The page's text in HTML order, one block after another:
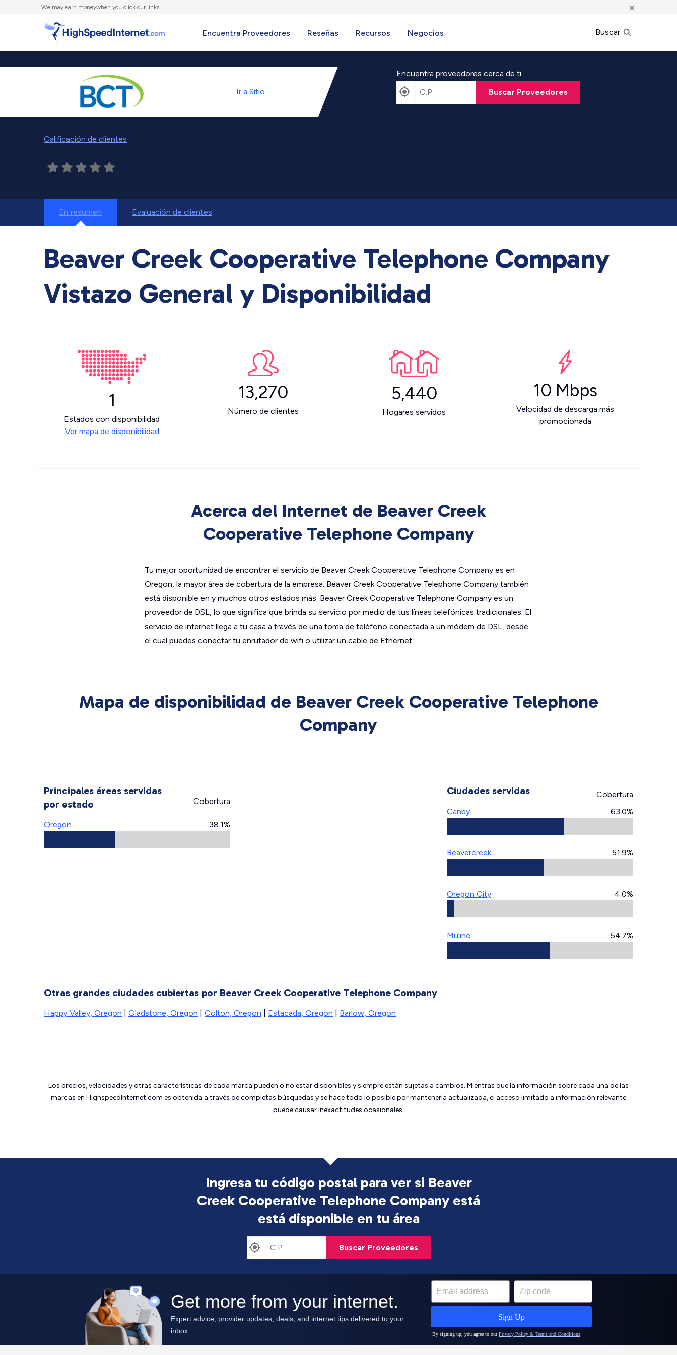
We may earn moneywhen you click our links. ×
Encuentra Proveedores Reseñas Recursos Negocios Buscar
Ir a Sitio
Calificación de clientes
Encuentra proveedores cerca de ti
Buscar Proveedores
En resumen Evaluación de clientes
Beaver Creek Cooperative Telephone Company
Vistazo General y Disponibilidad
1
Estados con disponibilidad
Ver mapa de disponibilidad
13,270
Número de clientes
5,440
Hogares servidos
10 Mbps
Velocidad de descarga más
promocionada
Acerca del Internet de Beaver Creek
Cooperative Telephone Company
Tu mejor oportunidad de encontrar el servicio de Beaver Creek Cooperative Telephone Company es en
Oregon, la mayor área de cobertura de la empresa. Beaver Creek Cooperative Telephone Company también
está disponible en y muchos otros estados más. Beaver Creek Cooperative Telephone Company es un
proveedor de DSL, lo que significa que brinda su servicio por medio de tus líneas telefónicas tradicionales. El
servicio de internet llega a tu casa a través de una toma de teléfono conectada a un módem de DSL, desde
el cual puedes conectar tu enrutador de wifi o utilizar un cable de Ethernet.
Mapa de disponibilidad de Beaver Creek Cooperative Telephone
Company
Principales áreas servidas
por estado
Cobertura
Oregon 38.1%
Ciudades servidas
Cobertura
Canby
63.0%
Beavercreek 51.9%
Oregon City 4.0%
Mulino 54.7%
Otras grandes ciudades cubiertas por Beaver Creek Cooperative Telephone Company
Happy Valley, Oregon Gladstone, Oregon Colton, Oregon Estacada, Oregon Barlow, Oregon
Los precios, velocidades y otras características de cada marca pueden o no estar disponibles y siempre están sujetas a cambios. Mientras que la información sobre cada una de las
marcas en HighspeedInternet.com es obtenida a través de completas búsquedas y se hace todo lo posible por mantenerla actualizada, el acceso limitado a información relevante
puede causar inexactitudes ocasionales.
Ingresa tu código postal para ver si Beaver
Creek Cooperative Telephone Company está
está disponible en tu área
Buscar Proveedores